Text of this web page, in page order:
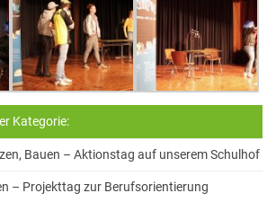
15
Schüler und Schülerinnen
Day
Kategorie:
Bauen – Aktionstag auf unserem Schulhof
– Projekttag zur Berufsorientierung